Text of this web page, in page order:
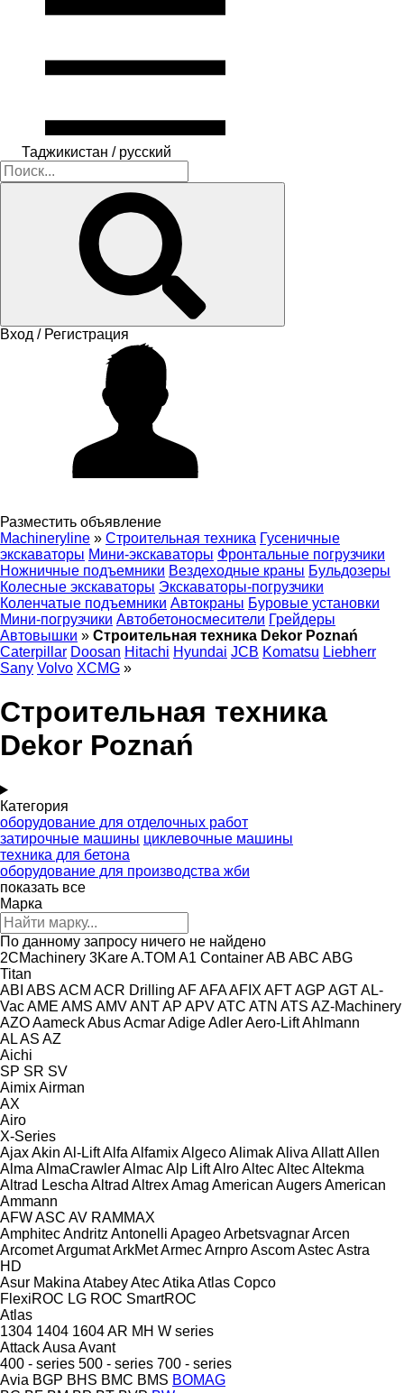
Таджикистан / русский
Вход / Регистрация
Разместить объявление
Machineryline » Строительная техника Гусеничные
экскаваторы Мини-экскаваторы Фронтальные погрузчики
Ножничные подъемники Вездеходные краны Бульдозеры
Колесные экскаваторы Экскаваторы-погрузчики
Коленчатые подъемники Автокраны Буровые установки
Мини-погрузчики Автобетоносмесители Грейдеры
Автовышки » Строительная техника Dekor Poznań
Caterpillar Doosan Hitachi Hyundai JCB Komatsu Liebherr
Sany Volvo XCMG »
Строительная техника
Dekor Poznań
Категория
оборудование для отделочных работ
затирочные машины циклевочные машины
техника для бетона
оборудование для производства жби
показать все
Марка
По данному запросу ничего не найдено
2CMachinery 3KareA.TOM A1 ContainerAB ABC ABG
Titan
ABI ABS ACM ACR Drilling AFAFAAFIX AFTAGP AGTAL-
VacAME AMS AMVANTAP APVATC ATN ATS AZ-Machinery
AZOAameckAbusAcmarAdigeAdlerAero-LiftAhlmann
ALAS AZ
Aichi
SP SR SV
AimixAirman
AX
Airo
X-Series
AjaxAkin Al-LiftAlfa AlfamixAlgecoAlimakAliva AllattAllen
Alma AlmaCrawlerAlmacAlp LiftAlroAltecAltecAltekma
Altrad Lescha Altrad AltrexAmag American AugersAmerican
Ammann
AFWASC AV RAMMAX
AmphitecAndritz Antonelli ApageoArbetsvagnarArcen
ArcometArgumatArkMetArmecArnproAscomAstecAstra
HD
Asur Makina AtabeyAtecAtika Atlas Copco
FlexiROC LG ROC SmartROC
Atlas
1304 1404 1604AR MH W series
AttackAusa Avant
400 - series 500 - series 700 - series
Avia BGP BHS BMC BMS BOMAG